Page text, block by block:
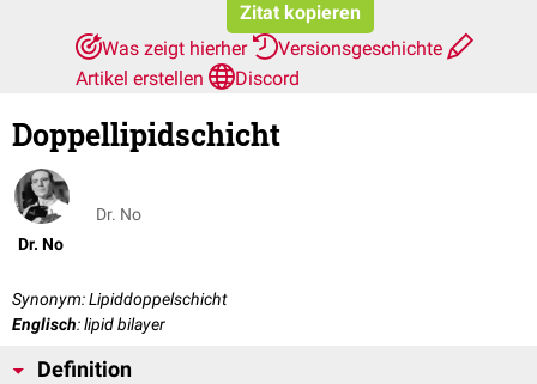
Zitat kopieren
Was zeigt hierher
Versionsgeschichte
Artikel erstellen
Discord
Doppellipidschicht
Dr. No
Dr. No
Synonym: Lipiddoppelschicht
Englisch: lipid bilayer
Definition